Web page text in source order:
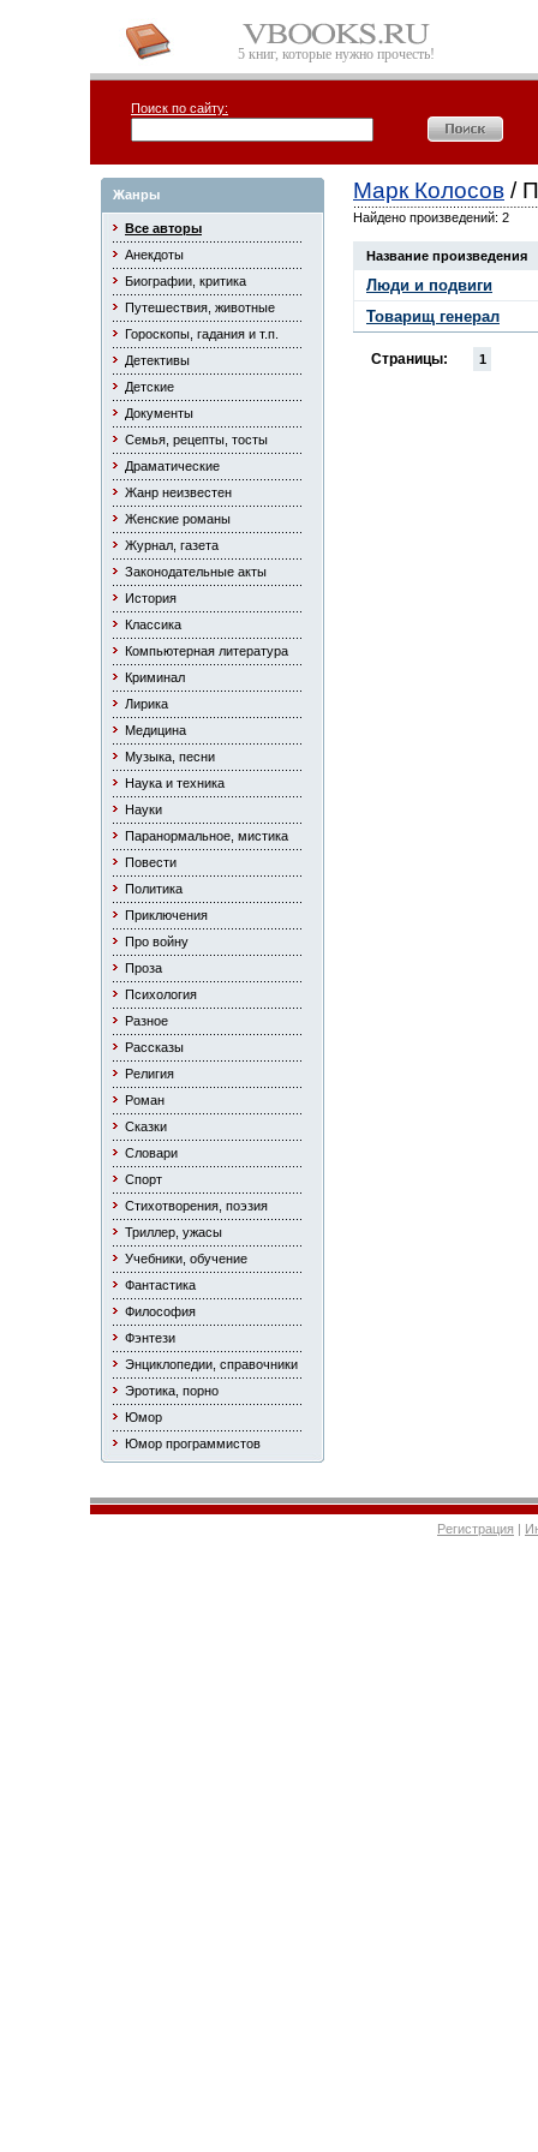
5 книг, которые нужно прочесть!
Поиск по сайту:
Жанры
Все авторы
Анекдоты
Биографии, критика
Путешествия, животные
Гороскопы, гадания и т.п.
Детективы
Детские
Документы
Семья, рецепты, тосты
Драматические
Жанр неизвестен
Женские романы
Журнал, газета
Законодательные акты
История
Классика
Компьютерная литература
Криминал
Лирика
Медицина
Музыка, песни
Наука и техника
Науки
Паранормальное, мистика
Повести
Политика
Приключения
Про войну
Проза
Психология
Разное
Рассказы
Религия
Роман
Сказки
Словари
Спорт
Стихотворения, поэзия
Триллер, ужасы
Учебники, обучение
Фантастика
Философия
Фэнтези
Энциклопедии, справочники
Эротика, порно
Юмор
Юмор программистов
Марк Колосов /
Найдено произведений: 2
Название произведения
Люди и подвиги
Товарищ генерал
Страницы: 1
Регистрация |